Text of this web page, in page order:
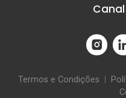
Termos e Condições